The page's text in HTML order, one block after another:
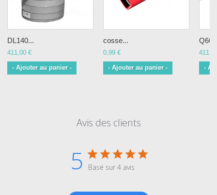
DL140...
411,00 €
- Ajouter au panier -
cosse...
0,99 €
- Ajouter au panier - -
Avis des clients
5 Basé sur 4 avis